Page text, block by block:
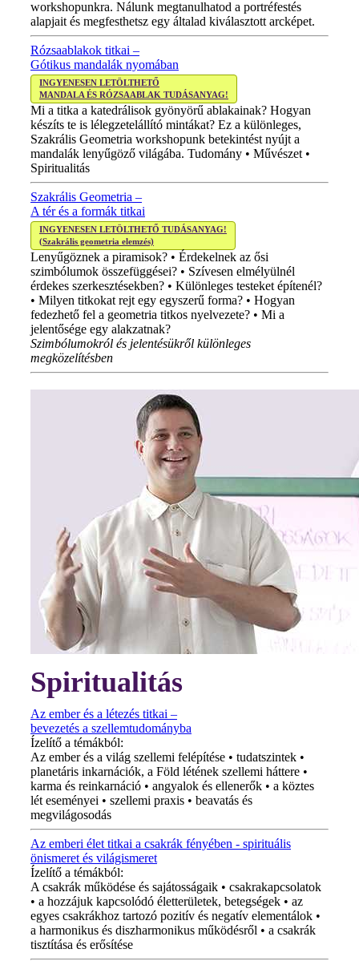
workshopunkra. Nálunk megtanulhatod a portréfestés
alapjait és megfesthetsz egy általad kiválasztott arcképet.
Rózsaablakok titkai –
Gótikus mandalák nyomában
INGYENESEN LETÖLTHETŐ
MANDALA ÉS RÓZSAABLAK TUDÁSANYAG!
Mi a titka a katedrálisok gyönyörű ablakainak? Hogyan
készíts te is lélegzetelállító mintákat? Ez a különleges,
Szakrális Geometria workshopunk betekintést nyújt a
mandalák lenyűgöző világába. Tudomány • Művészet •
Spiritualitás
Szakrális Geometria –
A tér és a formák titkai
INGYENESEN LETÖLTHETŐ TUDÁSANYAG!
(Szakrális geometria elemzés)
Lenyűgöznek a piramisok? • Érdekelnek az ősi
szimbólumok összefüggései? • Szívesen elmélyülnél
érdekes szerkesztésekben? • Különleges testeket építenél?
• Milyen titkokat rejt egy egyszerű forma? • Hogyan
fedezhető fel a geometria titkos nyelvezete? • Mi a
jelentősége egy alakzatnak?
Szimbólumokról és jelentésükről különleges
megközelítésben
Spiritualitás
Az ember és a létezés titkai –
bevezetés a szellemtudományba
Ízelítő a témákból:
Az ember és a világ szellemi felépítése • tudatszintek •
planetáris inkarnációk, a Föld létének szellemi háttere •
karma és reinkarnáció • angyalok és ellenerők • a köztes
lét eseményei • szellemi praxis • beavatás és
megvilágosodás
Az emberi élet titkai a csakrák fényében - spirituális
önismeret és világismeret
Ízelítő a témákból:
A csakrák működése és sajátosságaik • csakrakapcsolatok
• a hozzájuk kapcsolódó életterületek, betegségek • az
egyes csakrákhoz tartozó pozitív és negatív elementálok •
a harmonikus és diszharmonikus működésről • a csakrák
tisztítása és erősítése